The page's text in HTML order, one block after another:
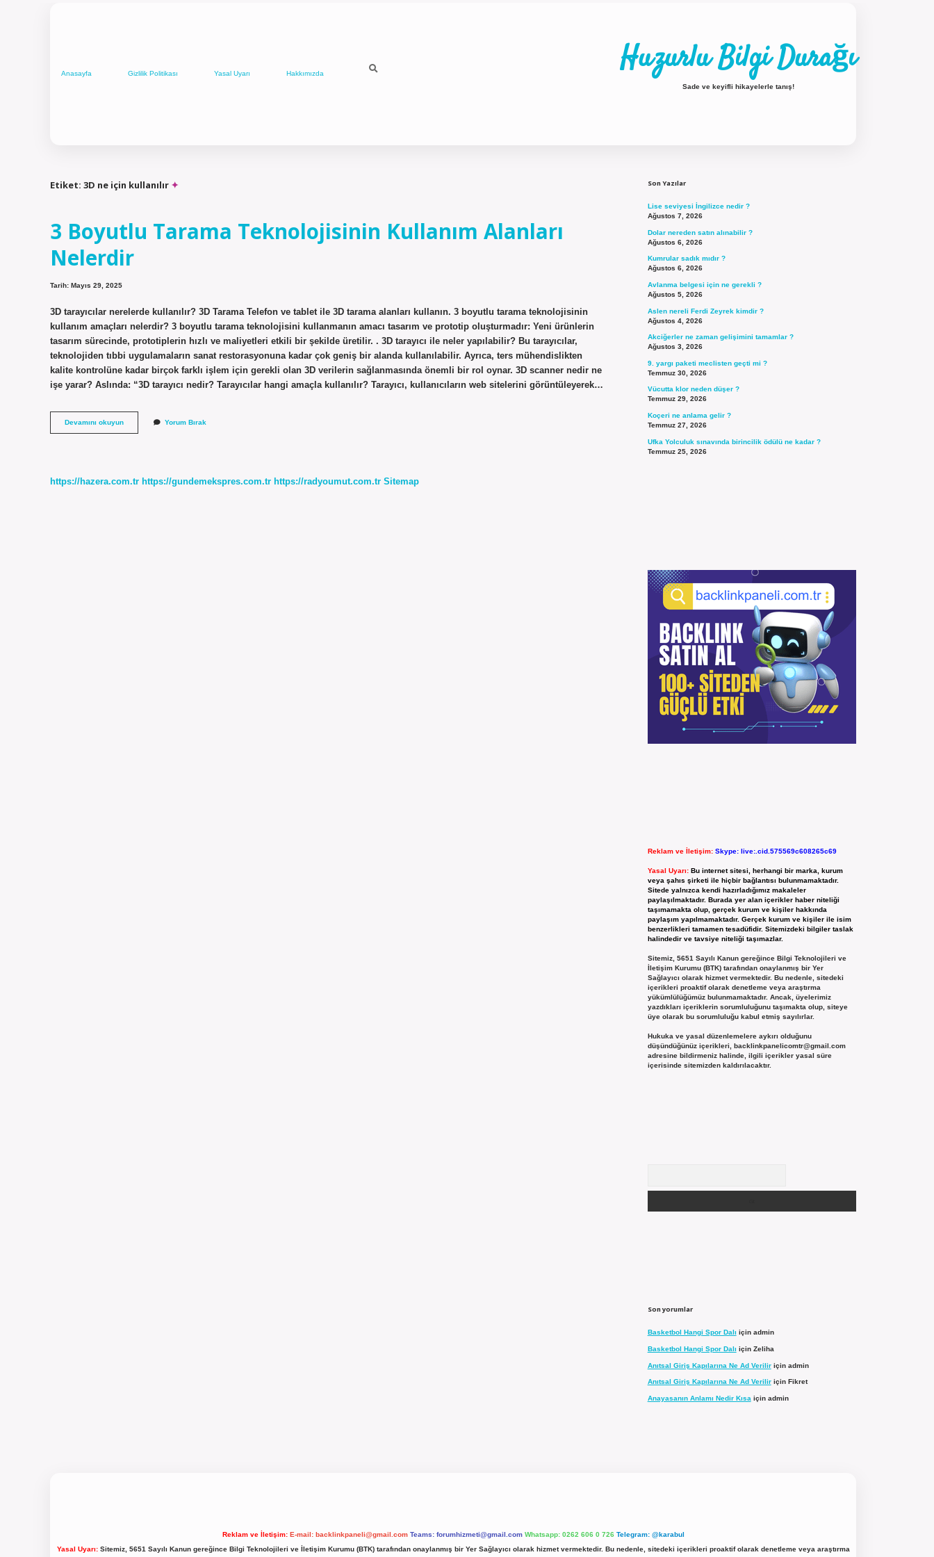
Anasayfa Gizlilik Politikası Yasal Uyarı Hakkımızda Huzurlu Bilgi Durağı
Sade ve keyifli hikayelerle tanış!
Etiket: 3D ne için kullanılır
3 Boyutlu Tarama Teknolojisinin Kullanım Alanları
Nelerdir
Tarih: Mayıs 29, 2025
3D tarayıcılar nerelerde kullanılır? 3D Tarama Telefon ve tablet ile 3D tarama alanları kullanın. 3 boyutlu tarama teknolojisinin
kullanım amaçları nelerdir? 3 boyutlu tarama teknolojisini kullanmanın amacı tasarım ve prototip oluşturmadır: Yeni ürünlerin
tasarım sürecinde, prototiplerin hızlı ve maliyetleri etkili bir şekilde üretilir. . 3D tarayıcı ile neler yapılabilir? Bu tarayıcılar,
teknolojiden tıbbi uygulamaların sanat restorasyonuna kadar çok geniş bir alanda kullanılabilir. Ayrıca, ters mühendislikten
kalite kontrolüne kadar birçok farklı işlem için gerekli olan 3D verilerin sağlanmasında önemli bir rol oynar. 3D scanner nedir ne
işe yarar? Aslında: “3D tarayıcı nedir? Tarayıcılar hangi amaçla kullanılır? Tarayıcı, kullanıcıların web sitelerini görüntüleyerek…
Devamını okuyun3
Boyutlu
Nelerdir
Yorum Bırak
https://hazera.com.tr https://gundemekspres.com.tr https://radyoumut.com.tr Sitemap
Son Yazılar
Lise seviyesi İngilizce nedir ?
Ağustos 7, 2026
Dolar nereden satın alınabilir ?
Ağustos 6, 2026
Kumrular sadık mıdır ?
Ağustos 6, 2026
Avlanma belgesi için ne gerekli ?
Ağustos 5, 2026
Aslen nereli Ferdi Zeyrek kimdir ?
Ağustos 4, 2026
Akciğerler ne zaman gelişimini tamamlar ?
Ağustos 3, 2026
9. yargı paketi meclisten geçti mi ?
Temmuz 30, 2026
Vücutta klor neden düşer ?
Temmuz 29, 2026
Koçeri ne anlama gelir ?
Temmuz 27, 2026
Ufka Yolculuk sınavında birincilik ödülü ne kadar ?
Temmuz 25, 2026
Reklam ve İletişim: Skype: live:.cid.575569c608265c69
Yasal Uyarı: Bu internet sitesi, herhangi bir marka, kurum
veya şahıs şirketi ile hiçbir bağlantısı bulunmamaktadır.
Sitede yalnızca kendi hazırladığımız makaleler
paylaşılmaktadır. Burada yer alan içerikler haber niteliği
taşımamakta olup, gerçek kurum ve kişiler hakkında
paylaşım yapılmamaktadır. Gerçek kurum ve kişiler ile isim
benzerlikleri tamamen tesadüfidir. Sitemizdeki bilgiler taslak
halindedir ve tavsiye niteliği taşımazlar.
Sitemiz, 5651 Sayılı Kanun gereğince Bilgi Teknolojileri ve
İletişim Kurumu (BTK) tarafından onaylanmış bir Yer
Sağlayıcı olarak hizmet vermektedir. Bu nedenle, sitedeki
içerikleri proaktif olarak denetleme veya araştırma
yükümlülüğümüz bulunmamaktadır. Ancak, üyelerimiz
yazdıkları içeriklerin sorumluluğunu taşımakta olup, siteye
üye olarak bu sorumluluğu kabul etmiş sayılırlar.
Hukuka ve yasal düzenlemelere aykırı olduğunu
düşündüğünüz içerikleri, backlinkpanelicomtr@gmail.com
adresine bildirmeniz halinde, ilgili içerikler yasal süre
içerisinde sitemizden kaldırılacaktır.
Son yorumlar
Basketbol Hangi Spor Dalı için admin
Basketbol Hangi Spor Dalı için Zeliha
Anıtsal Giriş Kapılarına Ne Ad Veriliriçin admin
Anıtsal Giriş Kapılarına Ne Ad Veriliriçin Fikret
Anayasanın Anlamı Nedir Kısa için admin
Reklam ve İletişim: E-mail: backlinkpaneli@gmail.com Teams: forumhizmeti@gmail.com Whatsapp: 0262 606 0 726 Telegram: @karabul
Yasal Uyarı:Sitemiz, 5651 Sayılı Kanun gereğince Bilgi Teknolojileri ve İletişim Kurumu (BTK) tarafından onaylanmış bir Yer Sağlayıcı olarak hizmet vermektedir. Bu nedenle, sitedeki içerikleri proaktif olarak denetleme veya araştırma